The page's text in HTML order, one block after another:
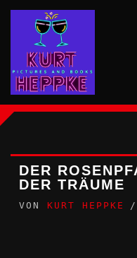
Inhalt
springen
DER
DER TRÄUME
VON KURT HEPPKE